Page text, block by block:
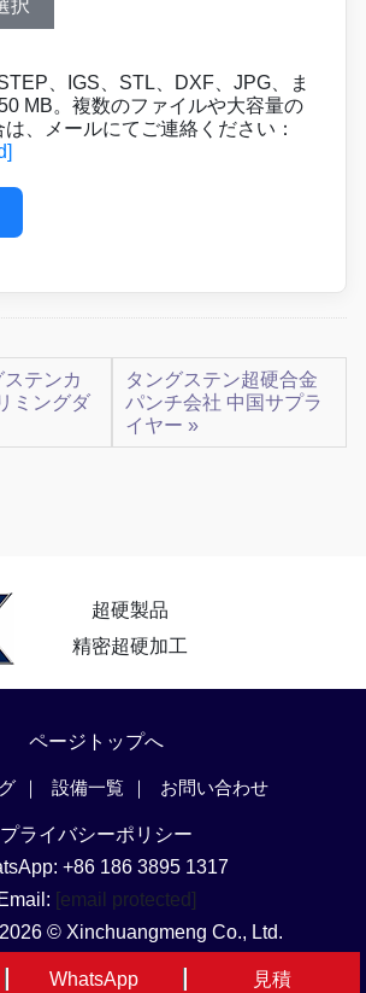
択
、IGS、STL、DXF、JPG、ま
MB。複数のファイルや大容量の
、メールにてご連絡ください：
テンカ
ミングダ
タングステン超硬合金
パンチ会社 中国サプラ
イヤー »
超硬製品
精密超硬加工
ページトップへ
設備一覧 お問い合わせ
プライバシーポリシー
+86 186 3895 1317
Email: [email protected]
© Xinchuangmeng Co., Ltd.
言語と地域
WhatsApp 見積